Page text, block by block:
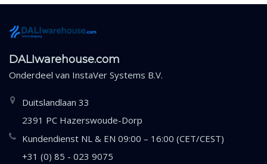
DALIwarehouse.com
Onderdeel van InstaVer Systems B.V.
Duitslandlaan 33
2391 PC Hazerswoude-Dorp
Kundendienst NL & EN 09:00 – 16:00 (CET/CEST)
+31 (0) 85 - 023 9075